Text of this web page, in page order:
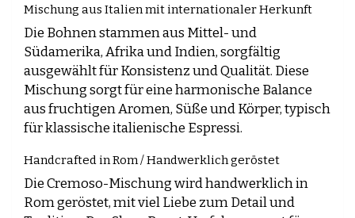
Mischung aus Italien mit internationaler Herkunft
Die Bohnen stammen aus Mittel- und
Südamerika, Afrika und Indien, sorgfältig
ausgewählt für Konsistenz und Qualität. Diese
Mischung sorgt für eine harmonische Balance
aus fruchtigen Aromen, Süße und Körper, typisch
für klassische italienische Espressi.
Handcrafted in Rom / Handwerklich geröstet
Die Cremoso-Mischung wird handwerklich in
Rom geröstet, mit viel Liebe zum Detail und